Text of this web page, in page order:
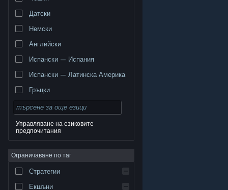
търговски марки принадлежат на съответните им
собственици в САЩ и други страни.
поверителност|Юридическа информация|
Достъпност|Условия за ползване на Steam
Възстановявания|Бисквитки
Датски
Немски
Английски
Испански — Испания
Испански — Латинска Америка
Гръцки
Управляване на езиковите
предпочитания
Ограничаване по таг
Стратегии
Екшъни